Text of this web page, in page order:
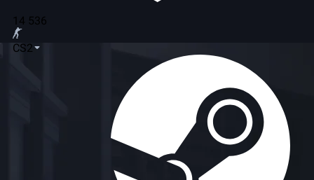
14 536
CS2